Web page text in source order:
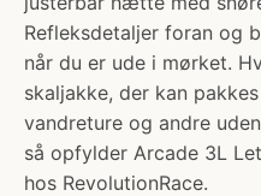
Refleksdetaljer foran og
når du er ude i mørket.
skaljakke, der kan
vandreture og andre
så opfylder Arcade 3L
hos RevolutionRace.